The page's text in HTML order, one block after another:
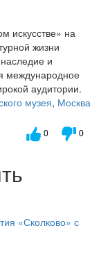
искусстве» на
жизни
и
международное
аудитории.
музея, Москва
0 0
«Сколково» с